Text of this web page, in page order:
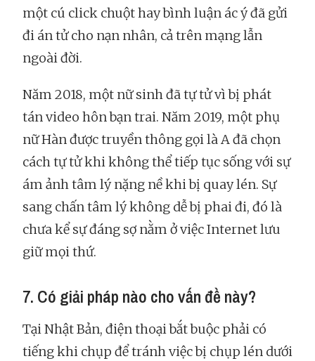
một cú click chuột hay bình luận ác ý đã gửi
đi án tử cho nạn nhân, cả trên mạng lẫn
ngoài đời.
Năm 2018, một nữ sinh đã tự tử vì bị phát
tán video hôn bạn trai. Năm 2019, một phụ
nữ Hàn được truyền thông gọi là A đã chọn
cách tự tử khi không thể tiếp tục sống với sự
ám ảnh tâm lý nặng nề khi bị quay lén. Sự
sang chấn tâm lý không dễ bị phai đi, đó là
chưa kể sự đáng sợ nằm ở việc Internet lưu
giữ mọi thứ.
7. Có giải pháp nào cho vấn đề này?
Tại Nhật Bản, điện thoại bắt buộc phải có
tiếng khi chụp để tránh việc bị chụp lén dưới